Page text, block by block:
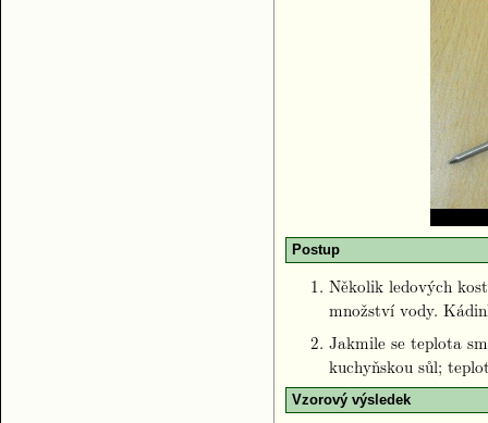
Postup
Několik ledových
množství vody.
Jakmile se teplota
kuchyňskou sůl;
Vzorový výsledek